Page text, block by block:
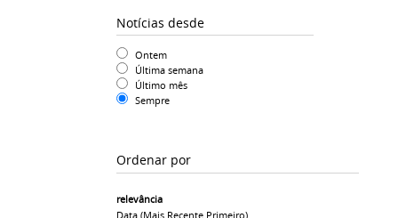
Notícias desde
Ontem
Última semana
Último mês
Sempre
Ordenar por
relevância
Data (mais Recente Primeiro)